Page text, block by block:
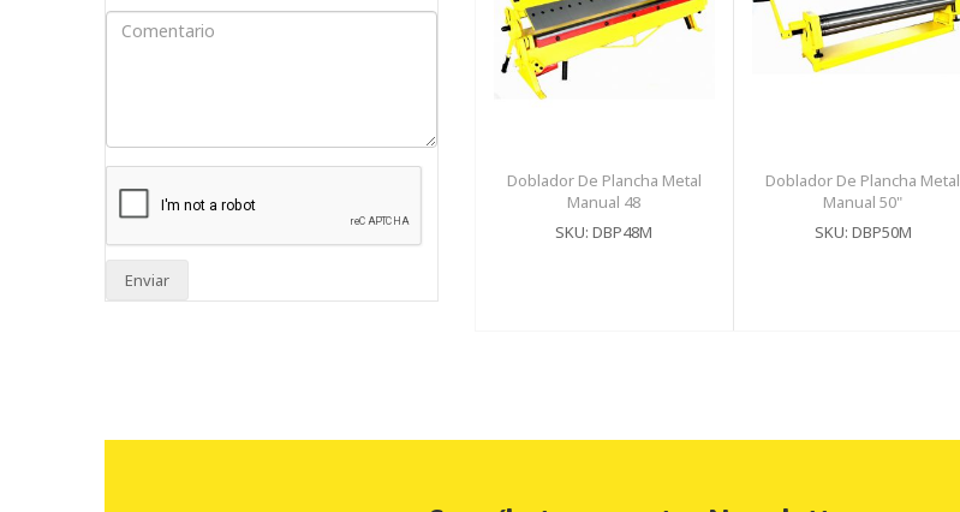
Doblador De Plancha Metal
Manual 48
SKU: DBP48M
Doblador De Plancha Metal
Manual 50"
SKU: DBP50M
Enviar